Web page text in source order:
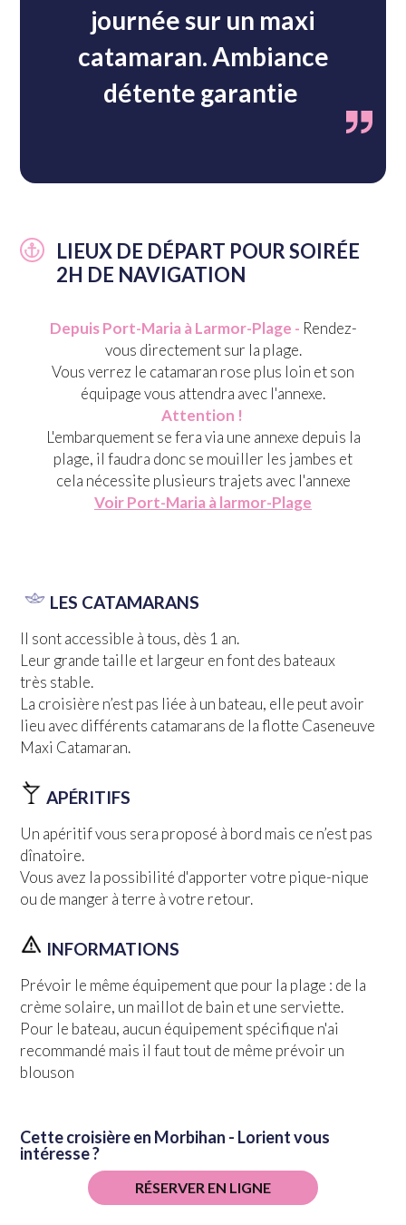
journée sur un maxi
catamaran. Ambiance
détente garantie
LIEUX DE DÉPART POUR SOIRÉE
2H DE NAVIGATION
Depuis Port-Maria à Larmor-Plage - Rendez-
vous directement sur la plage.
Vous verrez le catamaran rose plus loin et son
équipage vous attendra avec l'annexe.
Attention !
L'embarquement se fera via une annexe depuis la
plage, il faudra donc se mouiller les jambes et
cela nécessite plusieurs trajets avec l'annexe
Voir Port-Maria à larmor-Plage
LES CATAMARANS
Il sont accessible à tous, dès 1 an.
Leur grande taille et largeur en font des bateaux
très stable.
La croisière n’est pas liée à un bateau, elle peut avoir
lieu avec différents catamarans de la flotte Caseneuve
Maxi Catamaran.
APÉRITIFS
Un apéritif vous sera proposé à bord mais ce n’est pas
dînatoire.
Vous avez la possibilité d'apporter votre pique-nique
ou de manger à terre à votre retour.
INFORMATIONS
Prévoir le même équipement que pour la plage : de la
crème solaire, un maillot de bain et une serviette.
Pour le bateau, aucun équipement spécifique n'ai
recommandé mais il faut tout de même prévoir un
blouson
Cette croisière en Morbihan - Lorient vous
intéresse ?
RÉSERVER EN LIGNE